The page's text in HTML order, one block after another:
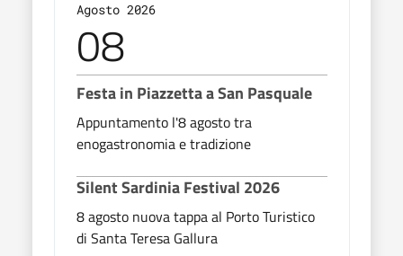
Agosto 2026
08
Festa in Piazzetta a San Pasquale
Appuntamento l'8 agosto tra
enogastronomia e tradizione
Silent Sardinia Festival 2026
8 agosto nuova tappa al Porto Turistico
di Santa Teresa Gallura